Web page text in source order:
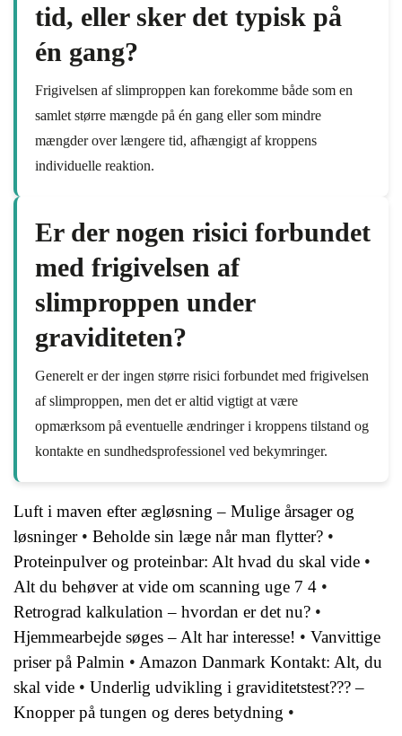
tid, eller sker det typisk på
én gang?
Frigivelsen af slimproppen kan forekomme både som en
samlet større mængde på én gang eller som mindre
mængder over længere tid, afhængigt af kroppens
individuelle reaktion.
Er der nogen risici forbundet
med frigivelsen af
slimproppen under
graviditeten?
Generelt er der ingen større risici forbundet med frigivelsen
af slimproppen, men det er altid vigtigt at være
opmærksom på eventuelle ændringer i kroppens tilstand og
kontakte en sundhedsprofessionel ved bekymringer.
Luft i maven efter ægløsning – Mulige årsager og
løsninger• Beholde sin læge når man flytter? •
Proteinpulver og proteinbar: Alt hvad du skal vide •
Alt du behøver at vide om scanning uge 7 4 •
Retrograd kalkulation – hvordan er det nu? •
Hjemmearbejde søges – Alt har interesse! • Vanvittige
priser på Palmin • Amazon Danmark Kontakt: Alt, du
skal vide • Underlig udvikling i graviditetstest??? –
Knopper på tungen og deres betydning •